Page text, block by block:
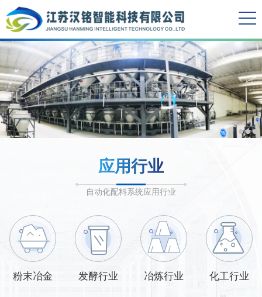
应用行业
自动化配料系统应用行业
粉末冶金 发酵行业 冶炼行业 化工行业